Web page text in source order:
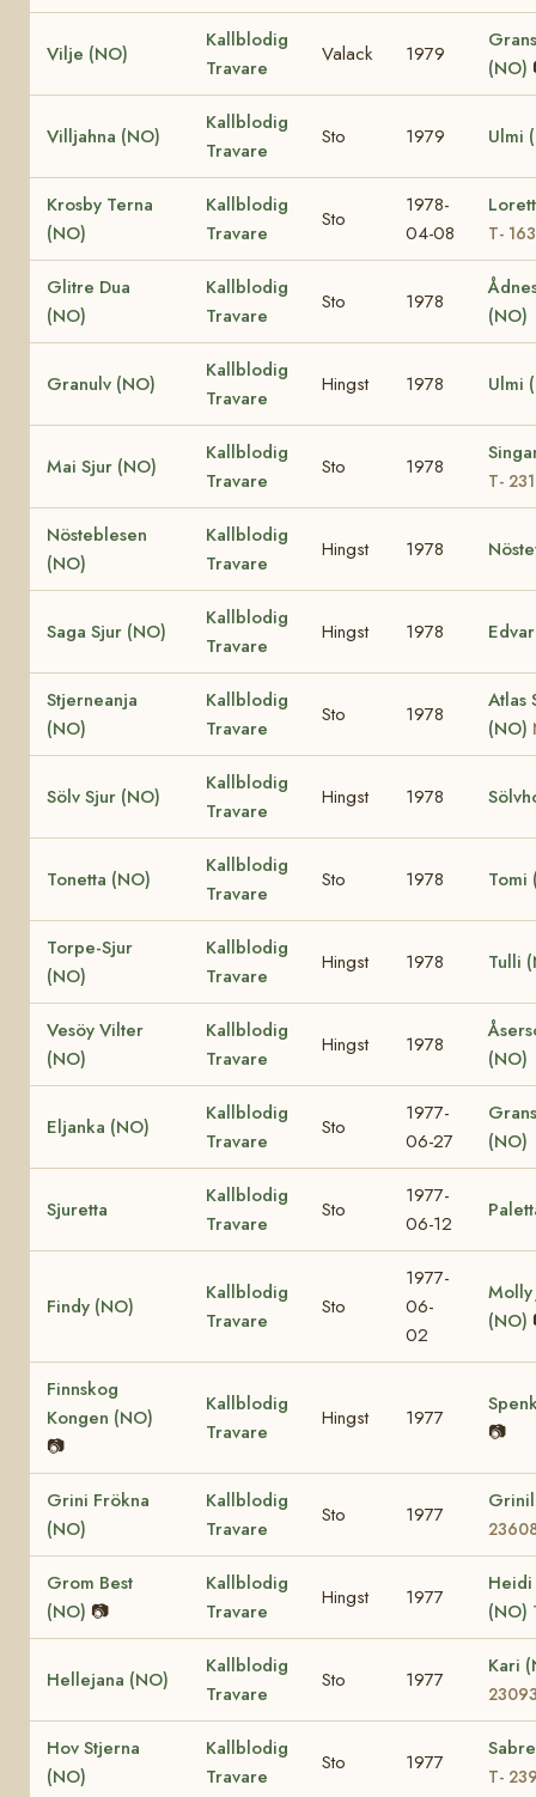
Vilje (NO)
Kallblodig
Travare
Valack 1979
(NO)
Villjahna (NO)
Kallblodig
Travare
Sto 1979 Ulmi
Krosby Terna
(NO)
Kallblodig
Travare
Sto
1978-
04-08
T-
Glitre Dua
(NO)
Kallblodig
Travare
Sto 1978
(NO)
Granulv (NO)
Kallblodig
Travare
Hingst 1978 Ulmi
Mai Sjur (NO)
Kallblodig
Travare
Sto 1978
T-
Nösteblesen
(NO)
Kallblodig
Travare
Hingst 1978
Saga Sjur (NO)
Kallblodig
Travare
Hingst 1978
Stjerneanja
(NO)
Kallblodig
Travare
Sto 1978
Atlas
(NO)
Sölv Sjur (NO)
Kallblodig
Travare
Hingst 1978
Tonetta (NO)
Kallblodig
Travare
Sto 1978 Tomi
Torpe-Sjur
(NO)
Kallblodig
Travare
Hingst 1978 Tulli
Vesöy Vilter
(NO)
Kallblodig
Travare
Hingst 1978
(NO)
Eljanka (NO)
Kallblodig
Travare
Sto
1977-
06-27
(NO)
Sjuretta
Kallblodig
Travare
Sto
1977-
06-12
Findy (NO)
Kallblodig
Travare
Sto
1977-
06-
02
Molly
(NO)
Finnskog
Kongen (NO)
📷
Kallblodig
Travare
Hingst 1977
📷
Grini Frökna
(NO)
Kallblodig
Travare
Sto 1977
Grom Best
(NO) 📷
Kallblodig
Travare
Hingst 1977
Heidi
(NO)
Hellejana (NO)
Kallblodig
Travare
Sto 1977
Kari
Hov Stjerna
(NO)
Kallblodig
Travare
Sto 1977
T-